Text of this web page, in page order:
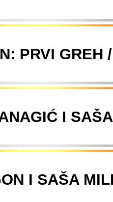
PRVI GREH
I
I SAŠA